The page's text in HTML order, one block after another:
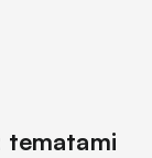
tematami